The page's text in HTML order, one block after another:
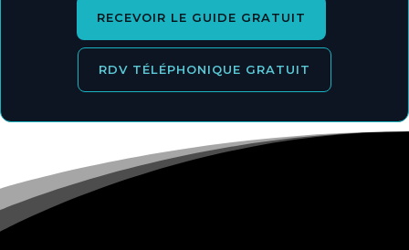
RECEVOIR LE GUIDE GRATUIT
RDV TÉLÉPHONIQUE GRATUIT